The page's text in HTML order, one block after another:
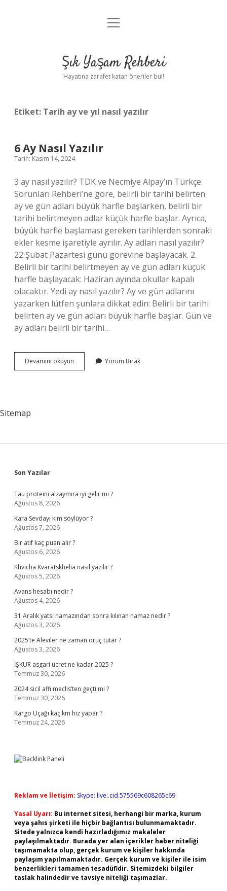
Anasayfa
Yasal Uyarı
menüyü
Şık Yaşam Rehberi
Hayatına zarafet katan öneriler bul!
Etiket: Tarih ay ve yıl nasıl yazılır
6 Ay Nasıl Yazılır
Tarih: Kasım 14, 2024
3 ay nasıl yazılır? TDK ve Necmiye Alpay’ın Türkçe
Sorunları Rehberi’ne göre, belirli bir tarihi belirten
ay ve gün adları büyük harfle başlarken, belirli bir
tarihi belirtmeyen adlar küçük harfle başlar. Ayrıca,
büyük harfle başlaması gereken tarihlerden sonraki
ekler kesme işaretiyle ayrılır. Ay adları nasıl yazılır?
22 Şubat Pazartesi günü görevine başlayacak. 2.
Belirli bir tarihi belirtmeyen ay ve gün adları küçük
harfle başlayacak: Haziran ayında okullar kapalı
olacaktır. Yedi ay nasıl yazılır? Ay ve gün adlarını
yazarken lütfen şunlara dikkat edin: Belirli bir tarihi
belirten ay ve gün adları büyük harfle başlar. Gün ve
ay adları belirli bir tarihi…
Devamını okuyun
Ay
Yorum Bırak
Sitemap
Sidebar
Son Yazılar
Tau proteini alzaymıra iyi gelir mi ?
Ağustos 8, 2026
Kara Sevdayı kim söylüyor ?
Ağustos 7, 2026
Bir atıf kaç puan alır ?
Ağustos 6, 2026
Khvicha Kvaratskhelia nasıl yazılır ?
Ağustos 5, 2026
Avans hesabı nedir ?
Ağustos 4, 2026
31 Aralık yatsı namazından sonra kılınan namaz nedir ?
Ağustos 3, 2026
2025’te Aleviler ne zaman oruç tutar ?
Ağustos 3, 2026
İŞKUR asgari ücret ne kadar 2025 ?
Temmuz 30, 2026
2024 sicil affı meclis’ten geçti mi ?
Temmuz 30, 2026
Kargo Uçağı kaç km hız yapar ?
Temmuz 24, 2026
Reklam ve İletişim: Skype: live:.cid.575569c608265c69
Yasal Uyarı: Bu internet sitesi, herhangi bir marka, kurum
veya şahıs şirketi ile hiçbir bağlantısı bulunmamaktadır.
Sitede yalnızca kendi hazırladığımız makaleler
paylaşılmaktadır. Burada yer alan içerikler haber niteliği
taşımamakta olup, gerçek kurum ve kişiler hakkında
paylaşım yapılmamaktadır. Gerçek kurum ve kişiler ile isim
benzerlikleri tamamen tesadüfidir. Sitemizdeki bilgiler
taslak halindedir ve tavsiye niteliği taşımazlar.